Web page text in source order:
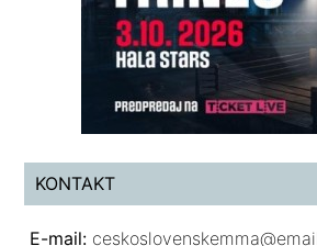
KONTAKT
E-mail: